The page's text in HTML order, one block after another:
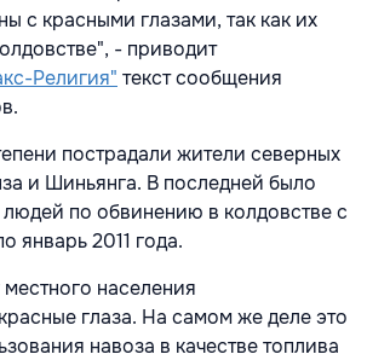
с красными глазами, так как их
- приводит
Религия" текст сообщения
пострадали жители северных
и Шиньянга. В последней было
по обвинению в колдовстве с
январь 2011 года.
населения
глаза. На самом же деле это
навоза в качестве топлива